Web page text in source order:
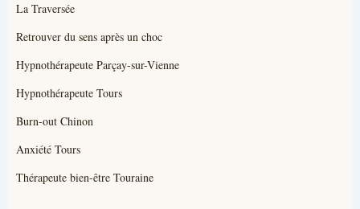
La Traversée
Retrouver du sens après un choc
Hypnothérapeute Parçay-sur-Vienne
Hypnothérapeute Tours
Burn-out Chinon
Anxiété Tours
Thérapeute bien-être Touraine